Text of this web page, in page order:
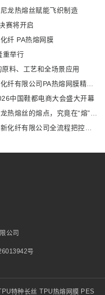
龙热熔丝赋能飞织制造
赛将开启
纤 PA热熔网膜
重举行
料、工艺和全场景应用
中国鞋都电商大会盛大开幕
公司
号
特种长丝 TPU热熔网膜 PES